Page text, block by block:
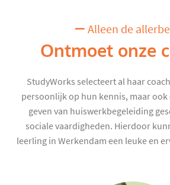
Alleen de
Ontmoet onze
StudyWorks selecteert al haar
persoonlijk op hun kennis, maar ook
geven van huiswerkbegeleiding
sociale vaardigheden. Hierdoor
leerling in Werkendam een leuke en